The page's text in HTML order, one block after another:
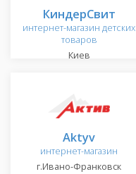
КиндерСвит
интернет-магазин детских
товаров
Киев
Aktyv
интернет-магазин
г.Ивано-Франковск